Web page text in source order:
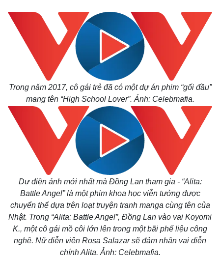
Trong năm 2017, cô gái trẻ đã có một dự án phim “gối đầu”
mang tên “High School Lover”. Ảnh: Celebmafia.
Dự điện ảnh mới nhất mà Đồng Lan tham gia - “Alita:
Battle Angel”là một phim khoa học viễn tưởng được
chuyển thể dựa trên loạt truyện tranh manga cùng tên của
Nhật. Trong “Alita: Battle Angel”, Đồng Lan vào vai Koyomi
K., một cô gái mồ côi lớn lên trong một bãi phế liệu công
nghệ. Nữ diễn viên Rosa Salazar sẽ đảm nhận vai diễn
chính Alita. Ảnh: Celebmafia.